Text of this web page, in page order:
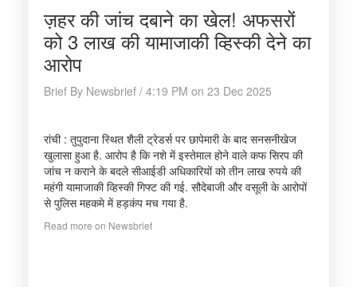
ज़हर की जांच दबाने का खेल! अफसरों
को 3 लाख की यामाजाकी व्हिस्की देने का
आरोप
Brief By Newsbrief / 4:19 PM on 23 Dec 2025
रांची : तुपुदाना स्थित शैली ट्रेडर्स पर छापेमारी के बाद सनसनीखेज
खुलासा हुआ है. आरोप है कि नशे में इस्तेमाल होने वाले कफ सिरप की
जांच न कराने के बदले सीआईडी अधिकारियों को तीन लाख रुपये की
महंगी यामाजाकी व्हिस्की गिफ्ट की गई. सौदेबाजी और वसूली के आरोपों
से पुलिस महकमे में हड़कंप मच गया है.
Read more on Newsbrief